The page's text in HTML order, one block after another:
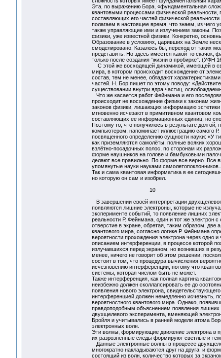
Эта, по выражению Бора, «фундаментальная
квантовыми процессами физической
составляющих его частей физической
полагаем в настоящее время, что знаем, из чего
также управляющие ими и излучением законы.
физики, уже известной физики. Конкретно,
Образование в условиях, царивших на Земле
смоделировано. Казалось бы, переход от таких
представить. Но здесь имеется какой-то скачок,
только после создания “жизни в пробирке”. (УФН
С этой же восходящей динамикой, имеющей в
мира, в котором происходит восхождение от
состав, тем не менее, обладают
частей. Н. Бор пишет по этому поводу:
существовании внутри ядра частиц,
Что же касается работ Фейнмана и его
происходит не восхождение физики к законам
законов физики, лишающих информацию
мгновенно исчезают в примитивном квантовом
составляющих ее информационных единиц, но
Поэтому то, что получилось в результате
компьютером, напоминает иллюстрацию самого
посвященного определению сущности науки: «У
как приземляются самолёты, полные всяких
взлётно-посадочных полос, по сторонам их
форме наушников на голове и бамбуковыми
делают все правильно. По форме все верно. Все
упомянутые науки науками
Так и сама квантовая информатика в ее
но которую он сам и изобрел.
10
В завершении своей интерпретации
появляются лишние электроны, которые не
эксперименте событий, то появление лишних
реальности Р. Фейнмана, один и тот же электрон
отверстие в экране, обретая, таким образом, две
квантового мира, согласно логике Р. Фейнмана
вероятности прохождения электрона через одно
описанием интерференции, в процессе которой
излучавшихся перед экраном, но возникших в
менее, ничего не говорит об этом решении,
состоит в том, что процедура вычисления
исчезновению интерференции, потому что
системы, которая числом быть не может.
Также интерференция, как полная картина
неизбежно должен сколлапсировать ее до
появления нового электрона,
интерференцией должен немедленно исчезнуть,
вероятностного квантового мира. Однако,
правдоподобным объяснением появления лишних
двухщелевого эксперимента, вменяющей
Бройля и учитывались в ранней модели атома
электронных волн.
Эти волны, формирующие движение электрона в
их разрозненные следы формируют светлые и
Данные электронные волны в процессе
многократно накладываются друг на друга и
состоящий из волн, количество которых за